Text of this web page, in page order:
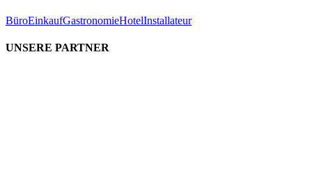
BüroEinkaufGastronomieHotelInstallateur
UNSERE PARTNER